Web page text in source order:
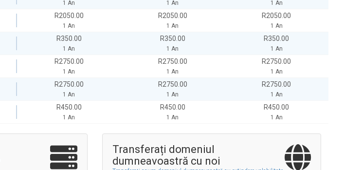
1 An 1 An 1 An
R2050.00
1 An
R2050.00
1 An
R2050.00
1 An
R350.00
1 An
R350.00
1 An
R350.00
1 An
R2750.00
1 An
R2750.00
1 An
R2750.00
1 An
R2750.00
1 An
R2750.00
1 An
R2750.00
1 An
R450.00
1 An
R450.00
1 An
R450.00
1 An
Transferați domeniul
dumneavoastră cu noi